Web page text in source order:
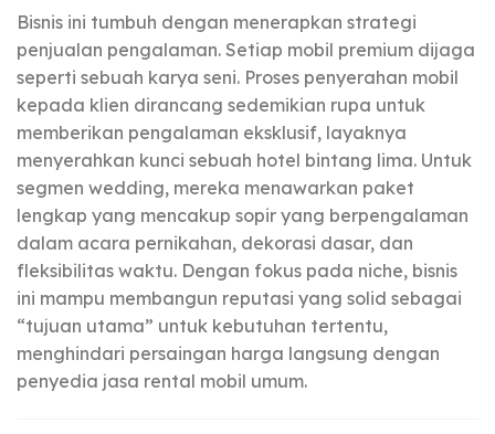
Bisnis ini tumbuh dengan menerapkan strategi
penjualan pengalaman. Setiap mobil premium dijaga
seperti sebuah karya seni. Proses penyerahan mobil
kepada klien dirancang sedemikian rupa untuk
memberikan pengalaman eksklusif, layaknya
menyerahkan kunci sebuah hotel bintang lima. Untuk
segmen wedding, mereka menawarkan paket
lengkap yang mencakup sopir yang berpengalaman
dalam acara pernikahan, dekorasi dasar, dan
fleksibilitas waktu. Dengan fokus pada niche, bisnis
ini mampu membangun reputasi yang solid sebagai
“tujuan utama” untuk kebutuhan tertentu,
menghindari persaingan harga langsung dengan
penyedia jasa rental mobil umum.